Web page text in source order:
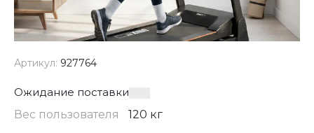
Артикул: 927764
Ожидание поставки
Вес пользователя
120 кг